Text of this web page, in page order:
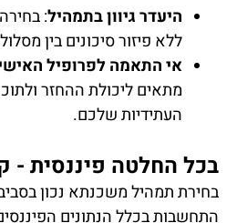
היעדר גיוון בתמהיל:
ללא פיזור סיכונים בין
אי התאמה לפרופיל האישי
מתאים ליכולת ההחזר
העתידיות שלכם.
בכל החלטה פיננסית -
בחירת תמהיל משכנתא נכון
התחשבות בכלל הנתונים